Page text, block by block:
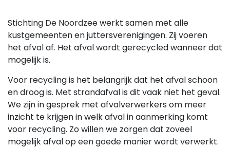
Stichting De Noordzee werkt samen met alle
kustgemeenten en juttersverenigingen. Zij voeren
het afval af. Het afval wordt gerecycled wanneer dat
mogelijk is.
Voor recycling is het belangrijk dat het afval schoon
en droog is. Met strandafval is dit vaak niet het geval.
We zijn in gesprek met afvalverwerkers om meer
inzicht te krijgen in welk afval in aanmerking komt
voor recycling. Zo willen we zorgen dat zoveel
mogelijk afval op een goede manier wordt verwerkt.